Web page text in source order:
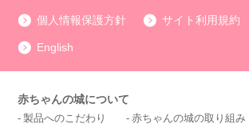
個人情報保護方針 サイト利用規約
English
赤ちゃんの城について
製品へのこだわり 赤ちゃんの城の取り組み